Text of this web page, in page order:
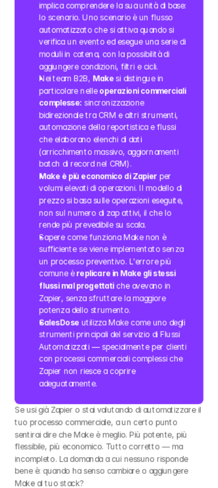
implica comprendere la sua unità di base:
lo scenario. Uno scenario è un flusso
automatizzato che si attiva quando si
verifica un evento ed esegue una serie di
moduli in catena, con la possibilità di
aggiungere condizioni, filtri e cicli.
Nei team B2B, Make si distingue in
particolare nelle operazioni commerciali
complesse: sincronizzazione
bidirezionale tra CRM e altri strumenti,
automazione della reportistica e flussi
che elaborano elenchi di dati
(arricchimento massivo, aggiornamenti
batch di record nel CRM).
Make è più economico di Zapier per
volumi elevati di operazioni. Il modello di
prezzo si basa sulle operazioni eseguite,
non sul numero di zap attivi, il che lo
rende più prevedibile su scala.
Sapere come funziona Make non è
sufficiente se viene implementato senza
un processo preventivo. L'errore più
comune è replicare in Make gli stessi
flussi mal progettati che avevano in
Zapier, senza sfruttare la maggiore
potenza dello strumento.
SalesDose utilizza Make come uno degli
strumenti principali del servizio di Flussi
Automatizzati — specialmente per clienti
con processi commerciali complessi che
Zapier non riesce a coprire
adeguatamente.
Se usi già Zapier o stai valutando di automatizzare il
tuo processo commerciale, a un certo punto
sentirai dire che Make è meglio. Più potente, più
flessibile, più economico. Tutto corretto — ma
incompleto. La domanda a cui nessuno risponde
bene è: quando ha senso cambiare o aggiungere
Make al tuo stack?